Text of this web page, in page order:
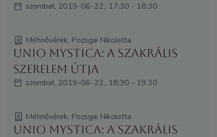
szombat, 2019-06-22., 17:30 - 18:30
Méhnővérek, Pozsgai Nikoletta
Unio Mystica: A Szakrális
SzerElem útja
szombat, 2019-06-22., 18:30 - 19:30
Méhnővérek, Pozsgai Nikoletta
Unio Mystica: A Szakrális